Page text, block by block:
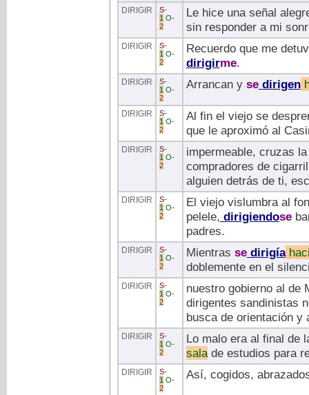
DIRIGIR S-
1 O-
2
Le hice una señal
sin responder a mi
DIRIGIR S-
1 O-
2
Recuerdo que me
dirigirme.
DIRIGIR S-
1 O-
2
Arrancan ysedirigen
DIRIGIR S-
1 O-
2
Al fin el viejo se
que le aproximó al
DIRIGIR S-
1 O-
2
impermeable, cruzas
compradores de
alguien detrás de ti,
DIRIGIR S-
1 O-
2
El viejo vislumbra al
pelele, dirigiendose
padres.
DIRIGIR S-
1 O-
2
Mientras sedirigía
doblemente en el
DIRIGIR S-
1 O-
2
nuestro gobierno al de
dirigentes sandinistas
busca de orientación y
DIRIGIR S-
1 O-
2
Lo malo era al final de
salade estudios para
DIRIGIR S-
1 O-
2
Así, cogidos,